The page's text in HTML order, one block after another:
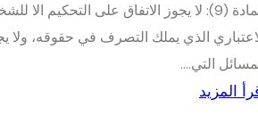
المادة (9): لا يجوز الاتفاق على التحكيم
الذي يملك التصرف في حقوقه، ولا
التي....
المزيد